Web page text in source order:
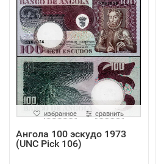
избранное сравнить
Ангола 100 эскудо 1973
(UNC Pick 106)